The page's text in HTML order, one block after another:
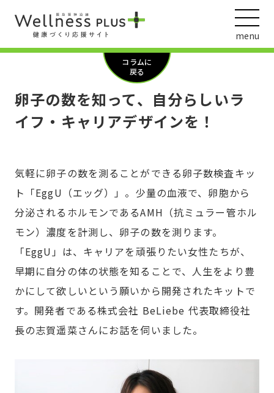
menu
コラムに
戻る
卵子の数を知って、自分らしいラ
イフ・キャリアデザインを！
気軽に卵子の数を測ることができる卵子数検査キッ
ト「EggU（エッグ）」。少量の血液で、卵胞から
分泌されるホルモンであるAMH（抗ミュラー管ホル
モン）濃度を計測し、卵子の数を測ります。
「EggU」は、キャリアを頑張りたい女性たちが、
早期に自分の体の状態を知ることで、人生をより豊
かにして欲しいという願いから開発されたキットで
す。開発者である株式会社 BeLiebe 代表取締役社
長の志賀遥菜さんにお話を伺いました。
ウェルネス動画
阪急阪神ホールディングス
ヘルスケアの取組